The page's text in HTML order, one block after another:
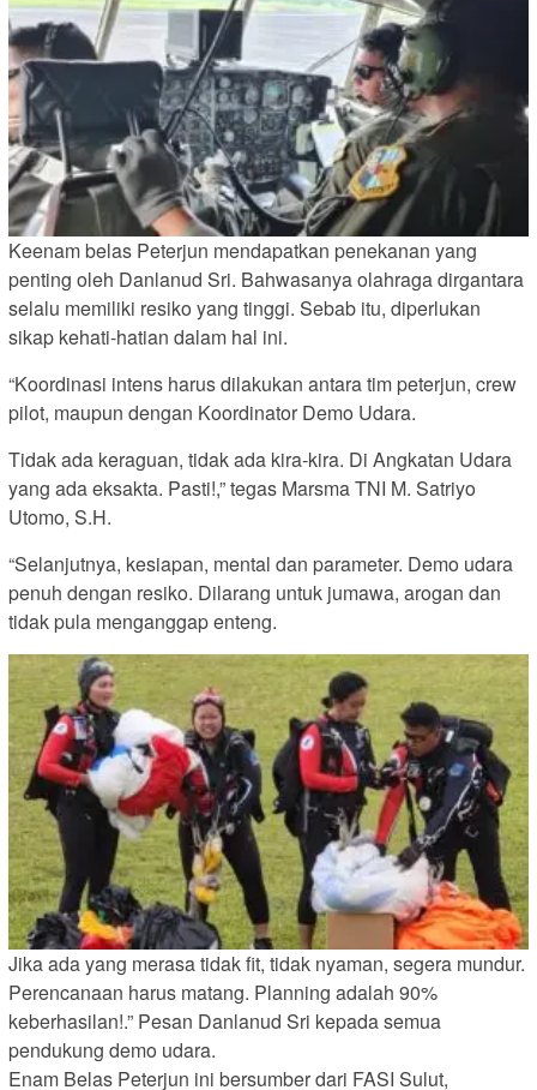
Keenam belas Peterjun mendapatkan penekanan yang
penting oleh Danlanud Sri. Bahwasanya olahraga dirgantara
selalu memiliki resiko yang tinggi. Sebab itu, diperlukan
sikap kehati-hatian dalam hal ini.
“Koordinasi intens harus dilakukan antara tim peterjun, crew
pilot, maupun dengan Koordinator Demo Udara.
Tidak ada keraguan, tidak ada kira-kira. Di Angkatan Udara
yang ada eksakta. Pasti!,” tegas Marsma TNI M. Satriyo
Utomo, S.H.
“Selanjutnya, kesiapan, mental dan parameter. Demo udara
penuh dengan resiko. Dilarang untuk jumawa, arogan dan
tidak pula menganggap enteng.
Jika ada yang merasa tidak fit, tidak nyaman, segera mundur.
Perencanaan harus matang. Planning adalah 90%
keberhasilan!.” Pesan Danlanud Sri kepada semua
pendukung demo udara.
Enam Belas Peterjun ini bersumber dari FASI Sulut,